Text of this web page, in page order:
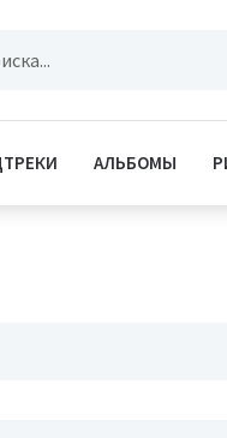
АЛЬБОМЫ